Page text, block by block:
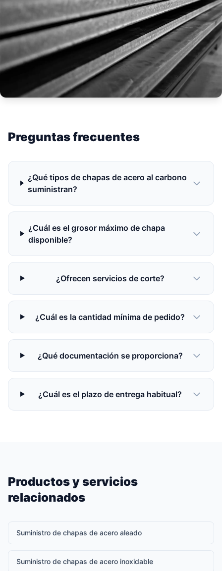
Preguntas frecuentes
¿Qué tipos de chapas de acero al carbono
suministran?
¿Cuál es el grosor máximo de chapa
disponible?
¿Ofrecen servicios de corte?
¿Cuál es la cantidad mínima de pedido?
¿Qué documentación se proporciona?
¿Cuál es el plazo de entrega habitual?
Productos y servicios
relacionados
Suministro de chapas de acero aleado
Suministro de chapas de acero inoxidable